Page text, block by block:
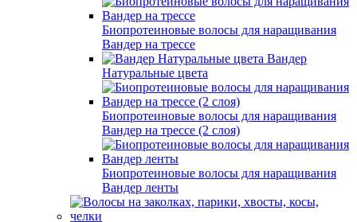
Биопротеиновые волосы для наращивания
Вандер на трессе
Вандер
Натуральные цвета
Биопротеиновые волосы для наращивания
Вандер на трессе (2 слоя)
Биопротеиновые волосы для наращивания
Вандер ленты